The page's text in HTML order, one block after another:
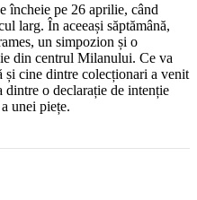
încheie pe 26 aprilie, când
larg. În aceeași săptămână,
un simpozion și o
din centrul Milanului. Ce va
cine dintre colecționari a venit
dintre o declarație de intenție
unei piețe.